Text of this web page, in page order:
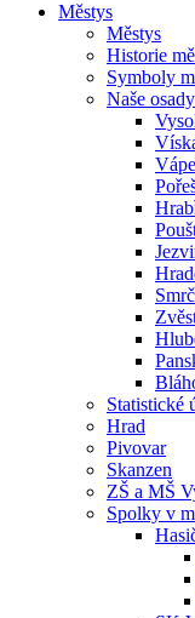
Městys
Městys
Historie
Symboly
Naše
Statistické
Hrad
Pivovar
Skanzen
ZŠ a MŠ
Spolky v